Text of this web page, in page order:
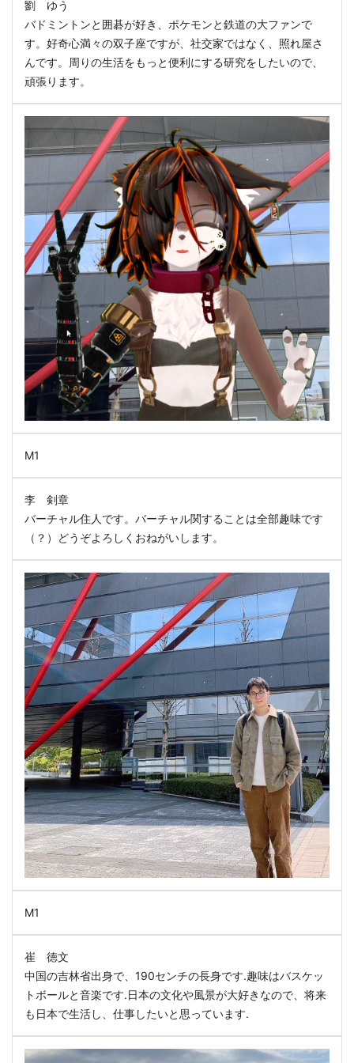
劉 ゆう
バドミントンと囲碁が好き、ポケモンと鉄道の大ファンで
す。好奇心満々の双子座ですが、社交家ではなく、照れ屋さ
んです。周りの生活をもっと便利にする研究をしたいので、
頑張ります。
M1
李 剣章
バーチャル住人です。バーチャル関することは全部趣味です
（？）どうぞよろしくおねがいします。
M1
崔 徳文
中国の吉林省出身で、190センチの長身です.趣味はバスケッ
トボールと音楽です.日本の文化や風景が大好きなので、将来
も日本で生活し、仕事したいと思っています.